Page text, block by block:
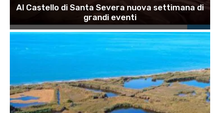
Al Castello di Santa Severa nuova settimana di
grandi eventi